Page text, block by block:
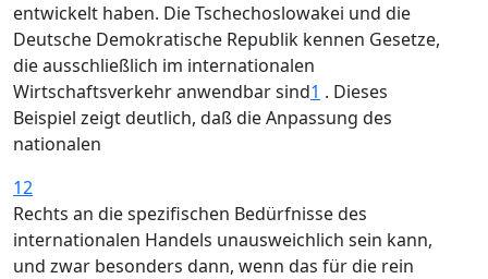
entwickelt haben. Die Tschechoslowakei und die
Deutsche Demokratische Republik kennen Gesetze,
die ausschließlich im internationalen
Wirtschaftsverkehr anwendbar sind1 . Dieses
Beispiel zeigt deutlich, daß die Anpassung des
nationalen
12
Rechts an die spezifischen Bedürfnisse des
internationalen Handels unausweichlich sein kann,
und zwar besonders dann, wenn das für die rein